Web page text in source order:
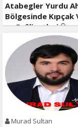
Atabegler Yurdu
Bölgesinde Kıpçak
ve Faâliyetleri
Kısa Bir
Murad Sultan